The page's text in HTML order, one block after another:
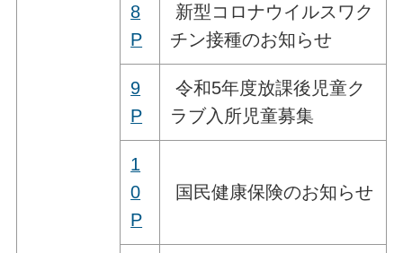
8
P
新型コロナウイルスワク
チン接種のお知らせ
9
P
令和5年度放課後児童ク
ラブ入所児童募集
1
0
P
国民健康保険のお知らせ